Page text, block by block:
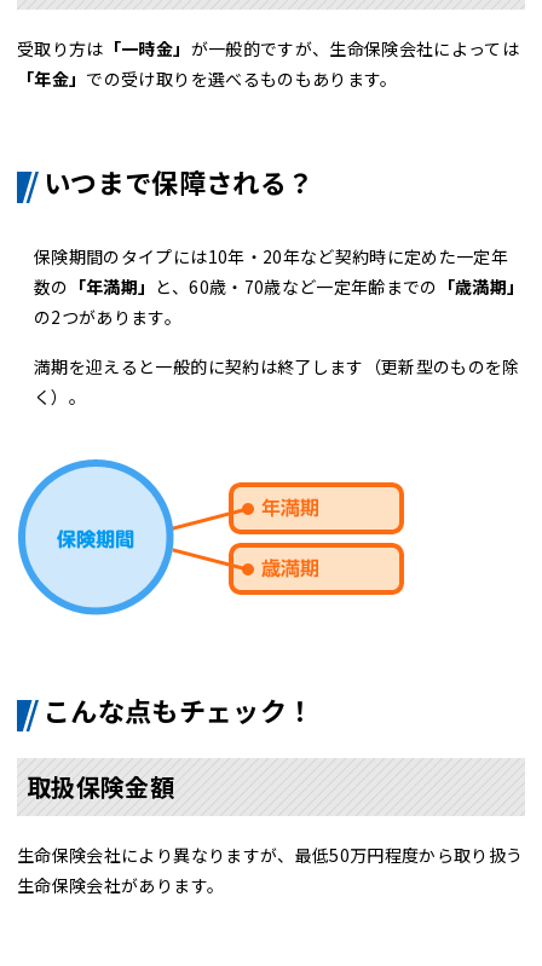
受取り方は 「一時金」 が一般的ですが、生命保険会社によっては
「年金」 での受け取りを選べるものもあります。
いつまで保障される？
保険期間のタイプには10年・20年など契約時に定めた一定年
数の 「年満期」 と、60歳・70歳など一定年齢までの 「歳満期」
の2つがあります。
満期を迎えると一般的に契約は終了します（更新型のものを除
く）。
こんな点もチェック！
取扱保険金額
生命保険会社により異なりますが、最低50万円程度から取り扱う
生命保険会社があります。